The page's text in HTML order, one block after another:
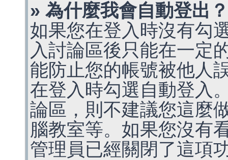
» 為什麼我會自動登出？
如果您在登入時沒有勾
入討論區後只能在一定
能防止您的帳號被他人
在登入時勾選自動登入
論區，則不建議您這麼
腦教室等。如果您沒有
管理員已經關閉了這項